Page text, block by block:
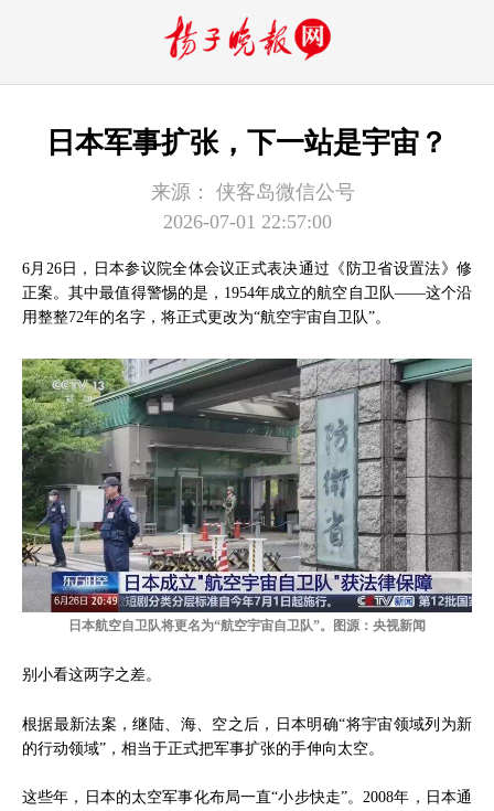
日本军事扩张，下一站是宇宙？
来源：
侠客岛微信公号
2026-07-01 22:57:00
6月26日，日本参议院全体会议正式表决通过《防卫省设置法》修
正案。其中最值得警惕的是，1954年成立的航空自卫队——这个沿
用整整72年的名字，将正式更改为“航空宇宙自卫队”。
日本航空自卫队将更名为“航空宇宙自卫队”。图源：央视新闻
别小看这两字之差。
根据最新法案，继陆、海、空之后，日本明确“将宇宙领域列为新
的行动领域”，相当于正式把军事扩张的手伸向太空。
这些年，日本的太空军事化布局一直“小步快走”。2008年，日本通